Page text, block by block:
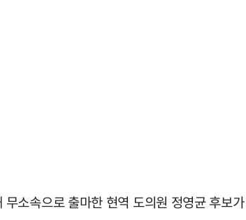
소속으로 출마한 현역 도의원 정영균 후보